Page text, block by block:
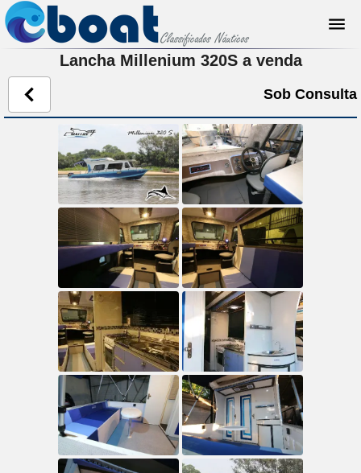
Lancha Millenium 320S a venda
Sob Consulta